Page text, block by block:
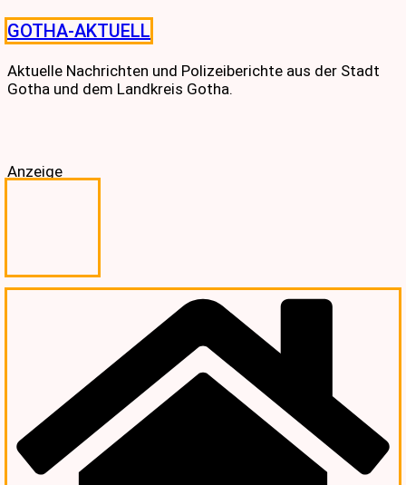
Skip
to
content
GOTHA-AKTUELL
Aktuelle Nachrichten und Polizeiberichte aus der Stadt
Gotha und dem Landkreis Gotha.
Anzeige